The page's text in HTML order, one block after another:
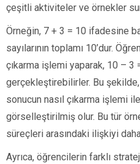
çeşitli aktiviteler ve örnekler
Örneğin, 7 + 3 = 10 ifadesine
sayılarının toplamı 10’dur.
çıkarma işlemi yaparak, 10 –
gerçekleştirebilirler. Bu
sonucun nasıl çıkarma işlemi
görselleştirilmiş olur. Bu tür
süreçleri arasındaki ilişkiyi
Ayrıca, öğrencilerin farklı